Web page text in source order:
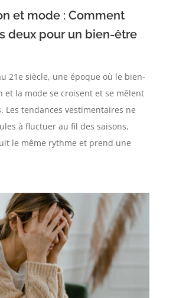
et mode : Comment
deux pour un bien-être
21e siècle, une époque où le bien-
la mode se croisent et se mêlent
Les tendances vestimentaires ne
à fluctuer au fil des saisons,
le même rythme et prend une